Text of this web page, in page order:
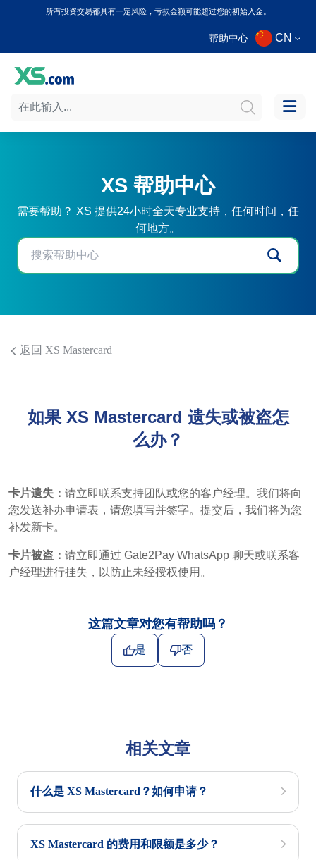
所有投资交易都具有一定风险，亏损金额可能超过您的初始入金。
帮助中心 CN
XS 帮助中心
需要帮助？ XS 提供24小时全天专业支持，任何时间，任
何地方。
返回 XS Mastercard
如果 XS Mastercard 遗失或被盗怎
么办？
卡片遗失： 请立即联系支持团队或您的客户经理。我们将向
您发送补办申请表，请您填写并签字。提交后，我们将为您
补发新卡。
卡片被盗： 请立即通过 Gate2Pay WhatsApp 聊天或联系客
户经理进行挂失，以防止未经授权使用。
这篇文章对您有帮助吗？
是 否
相关文章
什么是 XS Mastercard？如何申请？
XS Mastercard 的费用和限额是多少？